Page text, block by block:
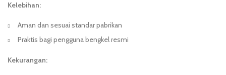
Kelebihan:
Aman dan sesuai standar pabrikan
Praktis bagi pengguna bengkel resmi
Kekurangan: